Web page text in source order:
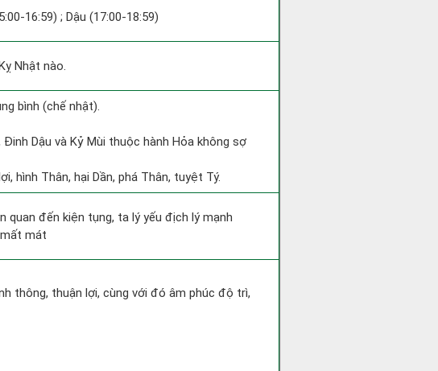
16:59) ; Dậu (17:00-18:59)
Nhật nào.
bình (chế nhật).
Dậu và Kỷ Mùi thuộc hành Hỏa không sợ
hình Thân, hại Dần, phá Thân, tuyệt Tý.
quan đến kiện tụng, ta lý yếu địch lý mạnh
mát
thông, thuận lợi, cùng với đó âm phúc độ trì,